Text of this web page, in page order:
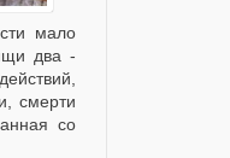
два -
смерти
со